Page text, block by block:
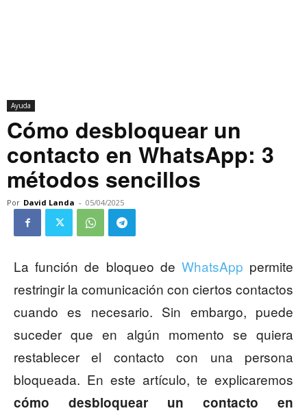
Ayuda
Cómo desbloquear un
contacto en WhatsApp: 3
métodos sencillos
Por David Landa - 05/04/2025
La función de bloqueo de WhatsApp permite
restringir la comunicación con ciertos contactos
cuando es necesario. Sin embargo, puede
suceder que en algún momento se quiera
restablecer el contacto con una persona
bloqueada. En este artículo, te explicaremos
cómo desbloquear un contacto en